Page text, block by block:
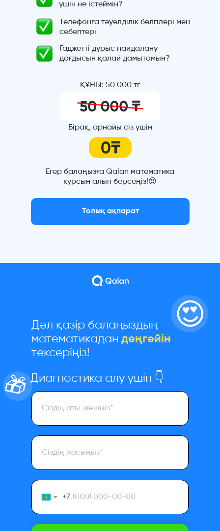
Гаджетті дұрыс пайдалану
дағдысын қалай дамытамын?
Егер балаңызға Qalan математика
курсын алып берсеңіз!😍
Бірақ, арнайы сіз үшін
ҚҰНЫ: 50 000 тг
Телефонға тәуелділік белгілері мен
себептері
үшін не істеймін?
Толық ақпарат
+7
Диагностика алу үшін 👇
Дәл қазір балаңыздың
математикадан деңгейін
тексеріңіз!
😍
🎁